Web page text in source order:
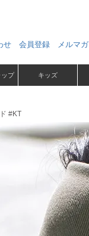
せ 会員登録 メルマガ
ップ キッズ
#KT